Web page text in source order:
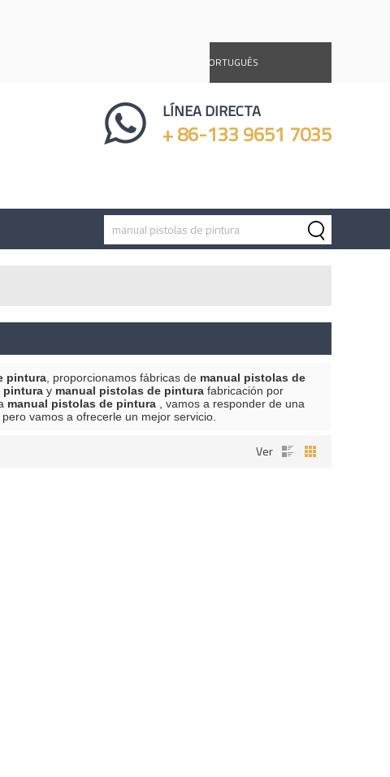
PORTUGUÊS
LÍNEA DIRECTA
+ 86-133 9651 7035
pintura , proporcionamos fábricas de manual pistolas de
pintura y manual pistolas de pintura fabricación por
manual pistolas de pintura , vamos a responder de una
, pero vamos a ofrecerle un mejor servicio.
Ver